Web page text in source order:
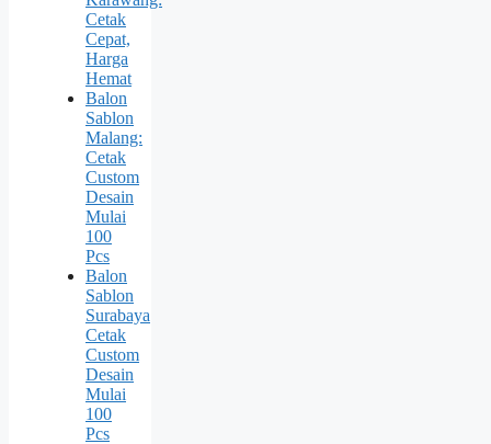
Cetak
Cepat,
Harga
Hemat
Balon
Sablon
Malang:
Cetak
Custom
Desain
Mulai
100
Pcs
Balon
Sablon
Surabaya
Cetak
Custom
Desain
Mulai
100
Pcs